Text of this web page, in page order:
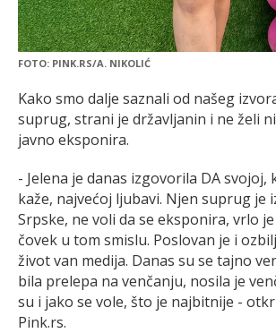
FOTO: PINK.RS/A. NIKOLIĆ
Kako smo dalje saznali od našeg
suprug, strani je državljanin i ne želi
javno eksponira.
- Jelena je danas izgovorila DA svojoj,
kaže, najvećoj ljubavi. Njen suprug je
Srpske, ne voli da se eksponira, vrlo
čovek u tom smislu. Poslovan je i
život van medija. Danas su se tajno
bila prelepa na venčanju, nosila je
su i jako se vole, što je najbitnije -
Pink.rs.